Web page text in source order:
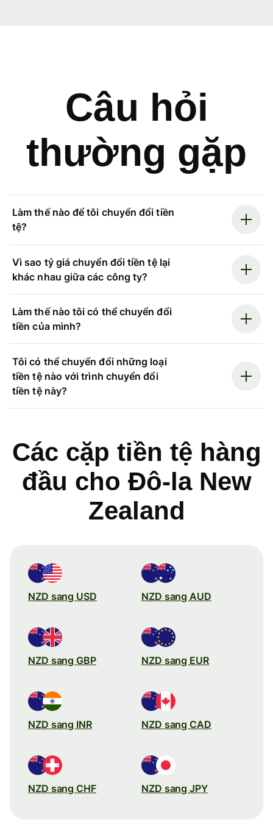
Câu hỏi
thường gặp
Làm thế nào để tôi chuyển đổi tiền
tệ?
Vì sao tỷ giá chuyển đổi tiền tệ lại
khác nhau giữa các công ty?
Làm thế nào tôi có thể chuyển đổi
tiền của mình?
Tôi có thể chuyển đổi những loại
tiền tệ nào với trình chuyển đổi
tiền tệ này?
Các cặp tiền tệ hàng
đầu cho Đô-la New
Zealand
NZD sang USD NZD sang AUD
NZD sang GBP NZD sang EUR
NZD sang INR NZD sang CAD
NZD sang CHF NZD sang JPY